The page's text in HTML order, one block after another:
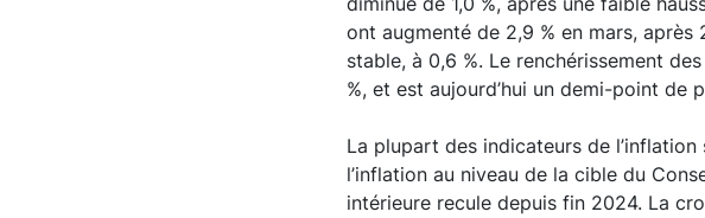
ont augmenté de 2,9 % en mars, après
stable, à 0,6 %. Le renchérissement
%, et est aujourd’hui un demi-point de
La plupart des indicateurs de
l’inflation au niveau de la cible du
intérieure recule depuis fin 2024. La